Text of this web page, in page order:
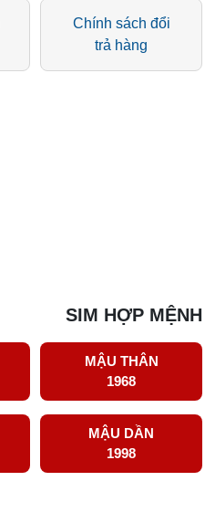
Chính sách đổi
trả hàng
SIM HỢP
MẬU THÂN
1968
MẬU DẦN
1998